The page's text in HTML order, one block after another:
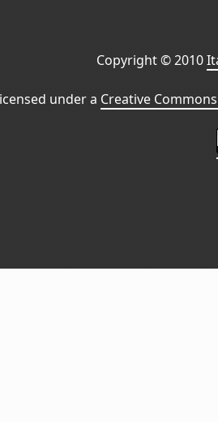
Copyright © 2010
under a Creative